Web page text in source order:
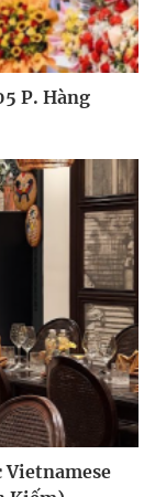
P. Hàng